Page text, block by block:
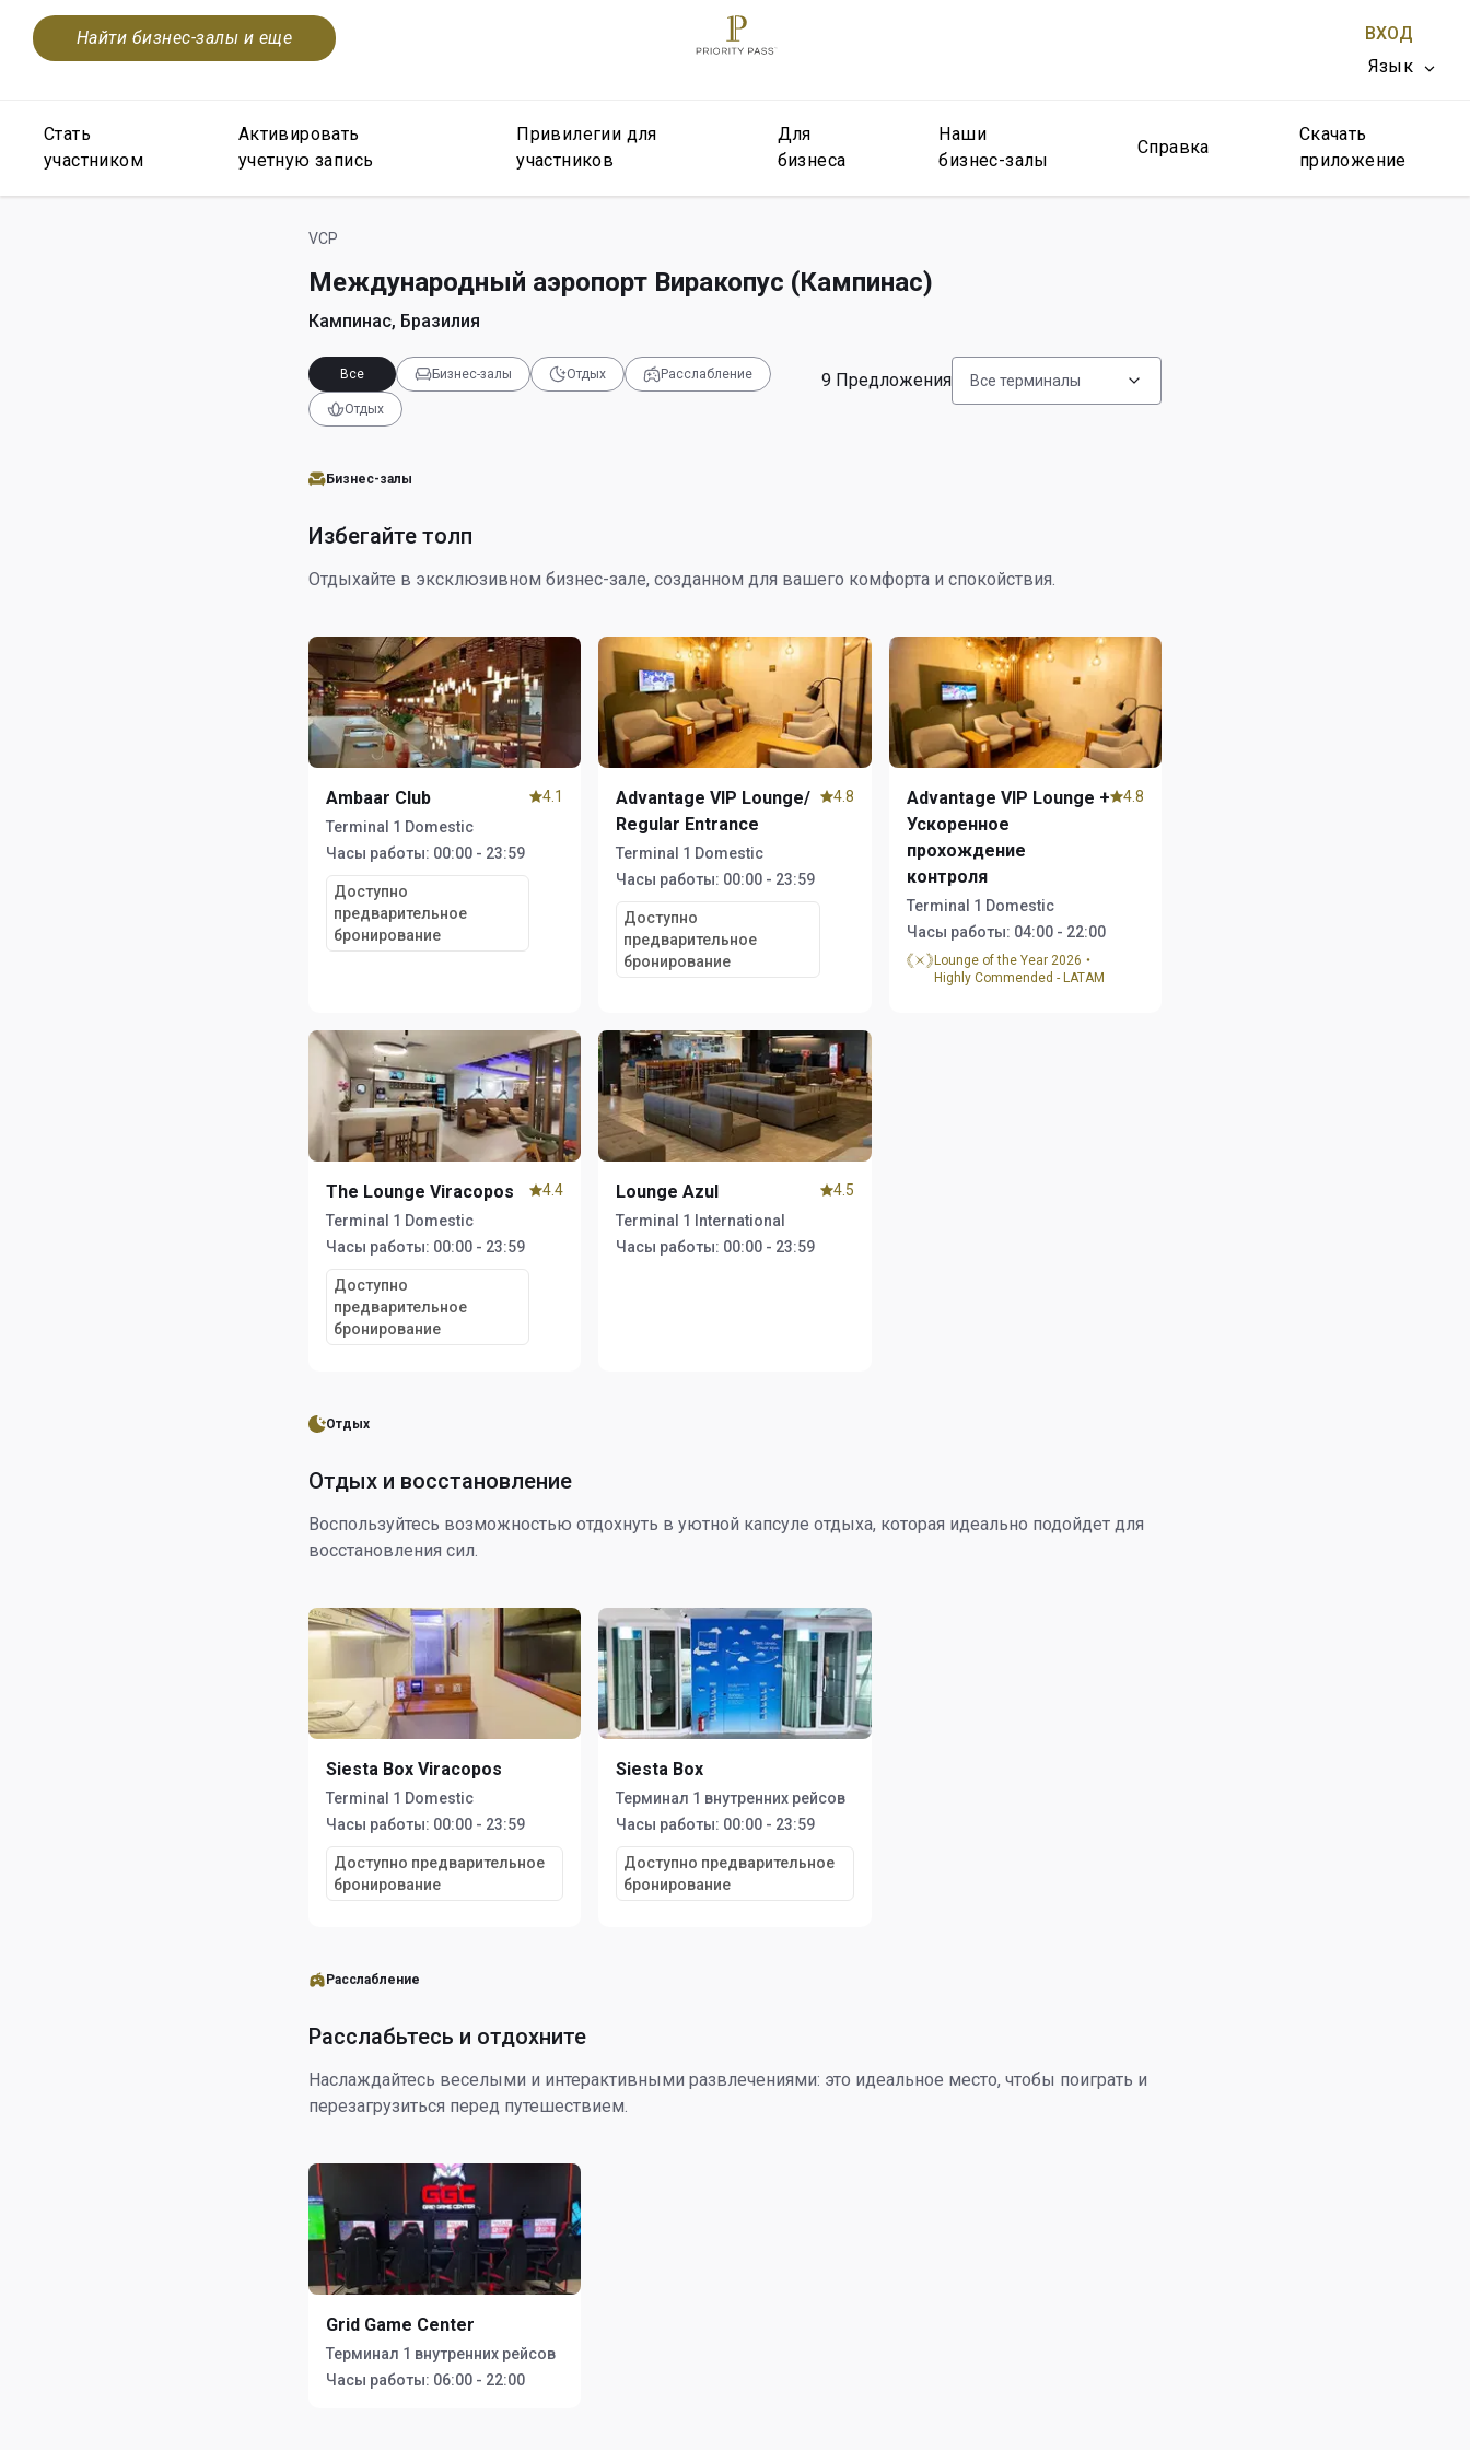
Найти бизнес-залы и еще
ВХОД
Язык
ЗАКРЫТЬ X
Стать
участником
Активировать
учетную запись
Привилегии для
участников
Для
бизнеса
Наши
бизнес-залы
Справка
Скачать
приложение
VCP
Международный аэропорт Виракопус (Кампинас)
Кампинас, Бразилия
Все Бизнес-залы Отдых Расслабление
Отдых
9 Предложения Все терминалы
Бизнес-залы
Избегайте толп
Отдыхайте в эксклюзивном бизнес-зале, созданном для вашего комфорта и спокойствия.
Ambaar Club
Terminal 1 Domestic
Часы работы: 00:00 - 23:59
Доступно
предварительное
бронирование
4.1
Advantage VIP Lounge/
Regular Entrance
Terminal 1 Domestic
Часы работы: 00:00 - 23:59
Доступно
предварительное
бронирование
4.8
Advantage VIP Lounge +
Ускоренное
прохождение
контроля
Terminal 1 Domestic
Часы работы: 04:00 - 22:00
Lounge of the Year 2026・
Highly Commended - LATAM
4.8
The Lounge Viracopos
Terminal 1 Domestic
Часы работы: 00:00 - 23:59
Доступно
предварительное
бронирование
4.4 Lounge Azul
Terminal 1 International
Часы работы: 00:00 - 23:59
4.5
Отдых
Отдых и восстановление
Воспользуйтесь возможностью отдохнуть в уютной капсуле отдыха, которая идеально подойдет для
восстановления сил.
Siesta Box Viracopos
Terminal 1 Domestic
Часы работы: 00:00 - 23:59
Доступно предварительное
бронирование
Siesta Box
Терминал 1 внутренних рейсов
Часы работы: 00:00 - 23:59
Доступно предварительное
бронирование
Расслабление
Расслабьтесь и отдохните
Наслаждайтесь веселыми и интерактивными развлечениями: это идеальное место, чтобы поиграть и
перезагрузиться перед путешествием.
Grid Game Center
Терминал 1 внутренних рейсов
Часы работы: 06:00 - 22:00